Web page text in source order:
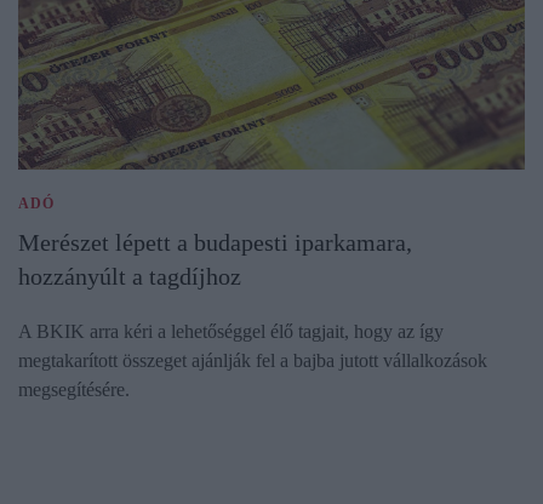
ADÓ
Merészet lépett a budapesti iparkamara,
hozzányúlt a tagdíjhoz
A BKIK arra kéri a lehetőséggel élő tagjait, hogy az így
megtakarított összeget ajánlják fel a bajba jutott vállalkozások
megsegítésére.